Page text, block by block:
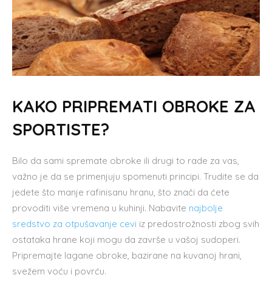
KAKO PRIPREMATI OBROKE ZA
SPORTISTE?
Bilo da sami spremate obroke ili drugi to rade za vas,
važno je da se primenjuju spomenuti principi. Trudite se da
jedete što manje rafinisanu hranu, što znači da ćete
provoditi više vremena u kuhinji. Nabavite najbolje
sredstvo za otpušavanje cevi iz predostrožnosti zbog svih
ostataka hrane koji mogu da završe u vašoj sudoperi.
Pripremajte lagane obroke, bazirane na kuvanoj hrani,
svežem voću i povrću.